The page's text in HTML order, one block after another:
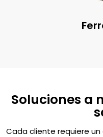
Soluciones a
Cada cliente requiere